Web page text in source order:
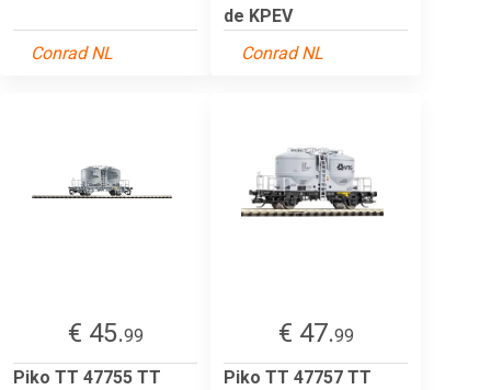
Conrad NL
de KPEV
Conrad NL
€ 45.99
Piko TT 47755 TT
€ 47.99
Piko TT 47757 TT